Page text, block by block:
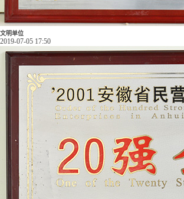
文明单位
2019-07-05 17:50